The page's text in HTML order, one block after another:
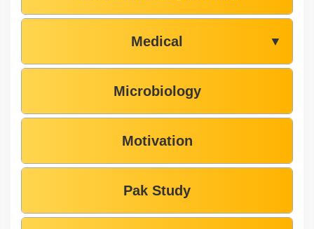
Medical ▼
Microbiology
Motivation
Pak Study